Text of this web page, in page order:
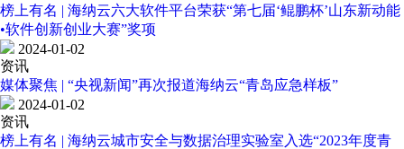
榜上有名 | 海纳云六大软件平台荣获“第七届‘鲲鹏杯’山东新动能
•软件创新创业大赛”奖项
2024-01-02
资讯
媒体聚焦 | “央视新闻”再次报道海纳云“青岛应急样板”
2024-01-02
资讯
榜上有名 | 海纳云城市安全与数据治理实验室入选“2023年度青